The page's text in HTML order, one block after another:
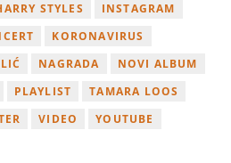
STYLES
INSTAGRAM
KORONAVIRUS
NAGRADA
NOVI ALBUM
PLAYLIST
TAMARA LOOS
VIDEO
YOUTUBE